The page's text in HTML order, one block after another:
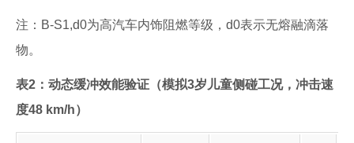
注：B-S1,d0为高汽车内饰阻燃等级，d0表示无熔融滴落
物。
表2：动态缓冲效能验证（模拟3岁儿童侧碰工况，冲击速
度48 km/h）